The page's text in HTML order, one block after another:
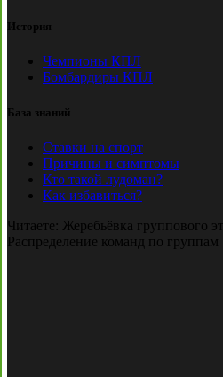
История
Чемпионы КПЛ
Бомбардиры КПЛ
База знаний
Ставки на спорт
Причины и симптомы
Кто такой лудоман?
Как избавиться?
Читаете: Жеребьёвка группового
Распределение команд по группам